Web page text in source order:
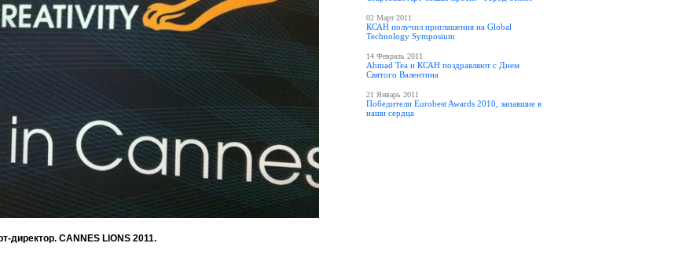
директор. CANNES LIONS 2011.
02 Март 2011
КСАН получил приглашения на Global
Technology Symposium
14 Февраль 2011
Ahmad Tea и КСАН поздравляют с Днем
Святого Валентина
21 Январь 2011
Победители Eurobest Awards 2010, запавшие в
наши сердца